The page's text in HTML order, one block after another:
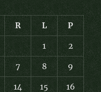
R L P
1 2
7 8 9
14 15 16